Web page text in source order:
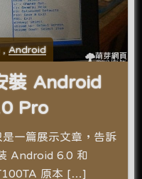
,Android
裝 Android
Pro
一篇展示文章，告訴
Android 6.0 和
原本 […]